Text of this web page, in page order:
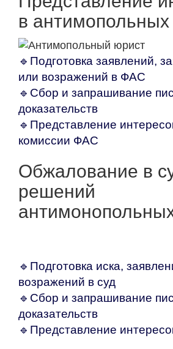
в антимопольных
🔹 Подготовка заявлений,
или возражений в ФАС
🔹Сбор и запрашивание
доказательств
🔹Представление
комиссии ФАС
Обжалование в
решений
🔹 Подготовка иска,
возражений в суд
🔹Сбор и запрашивание
доказательств
🔹Представление